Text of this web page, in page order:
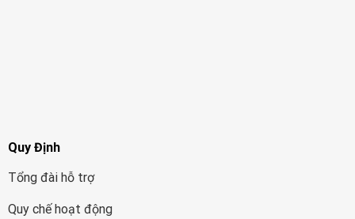
Quy Định
Tổng đài hỗ trợ
Quy chế hoạt động